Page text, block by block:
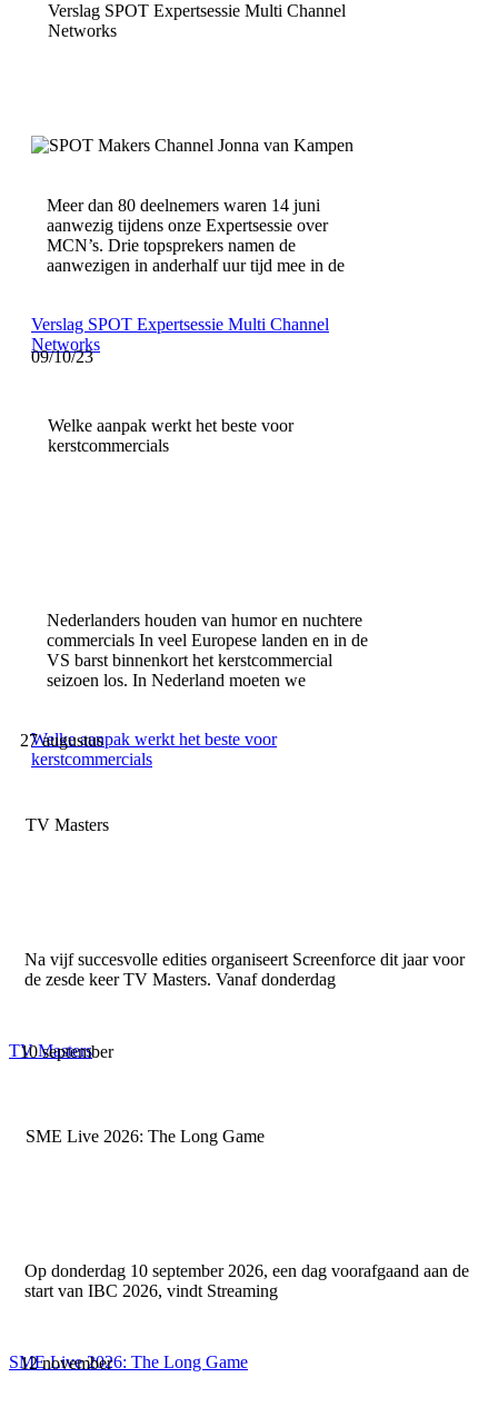
Verslag SPOT Expertsessie Multi Channel
Networks
Meer dan 80 deelnemers waren 14 juni
aanwezig tijdens onze Expertsessie over
MCN’s. Drie topsprekers namen de
aanwezigen in anderhalf uur tijd mee in de
Verslag SPOT Expertsessie Multi Channel
Networks
09/10/23
Welke aanpak werkt het beste voor
kerstcommercials
Nederlanders houden van humor en nuchtere
commercials In veel Europese landen en in de
VS barst binnenkort het kerstcommercial
seizoen los. In Nederland moeten we
Welke aanpak werkt het beste voor
kerstcommercials
27 augustus
TV Masters
Na vijf succesvolle edities organiseert Screenforce dit jaar voor
de zesde keer TV Masters. Vanaf donderdag
TV Masters
10 september
SME Live 2026: The Long Game
Op donderdag 10 september 2026, een dag voorafgaand aan de
start van IBC 2026, vindt Streaming
SME Live 2026: The Long Game
12 november